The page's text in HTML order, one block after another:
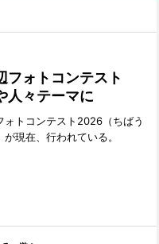
フォトコンテスト
人々テーマに
ォトコンテスト2026（ちばう
現在、行われている。